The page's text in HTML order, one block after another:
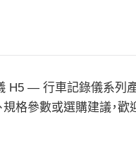
— 行車記錄儀系列產
規格參數或選購建議，